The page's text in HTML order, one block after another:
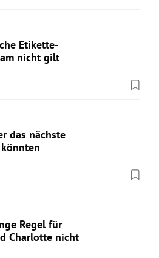
Etikette-
nicht gilt
das nächste
Regel für
Charlotte nicht